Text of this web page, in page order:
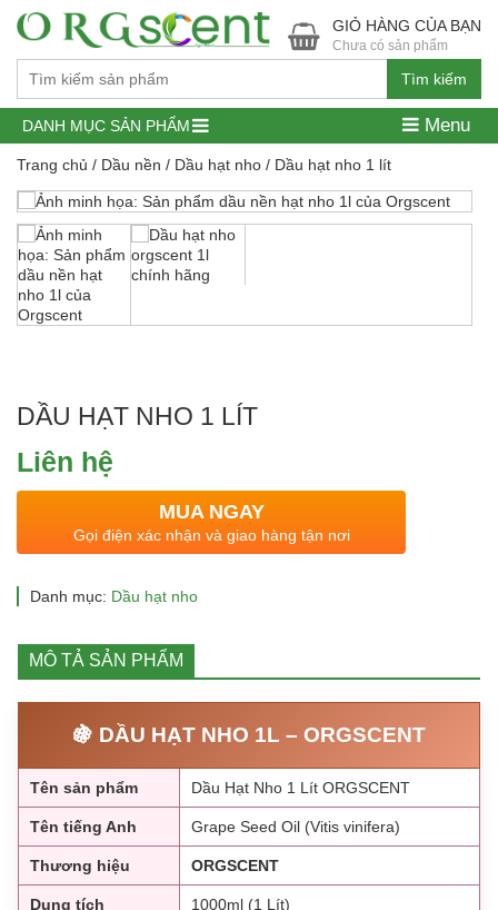
Tìm kiếm
GIỎ HÀNG CỦA BẠN
Chưa có sản phẩm
DANH MỤC SẢN PHẨM Menu
Trang chủ / Dầu nền / Dầu hạt nho / Dầu hạt nho 1 lít
DẦU HẠT NHO 1 LÍT
Liên hệ
MUA NGAY
Gọi điện xác nhận và giao hàng tận nơi
Danh mục: Dầu hạt nho
MÔ TẢ SẢN PHẨM
🍇 DẦU HẠT NHO 1L – ORGSCENT
Tên sản phẩm Dầu Hạt Nho 1 Lít ORGSCENT
Tên tiếng Anh Grape Seed Oil (Vitis vinifera)
Thương hiệu ORGSCENT
Dung tích 1000ml (1 Lít)